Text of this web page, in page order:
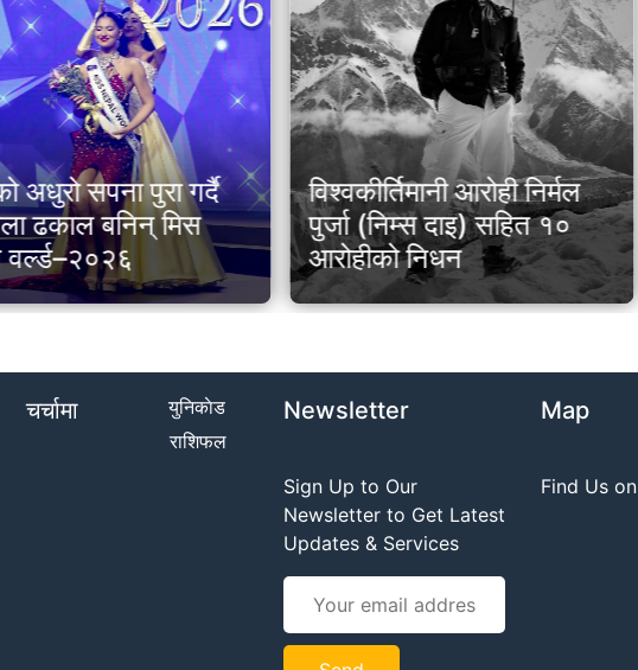
अधुरो सपना पुरा गर्दै
ढकाल बनिन् मिस
विश्वकीर्तिमानी आरोही निर्मल
पुर्जा (निम्स दाइ) सहित १०
आरोहीको निधन
चर्चामा
युनिकाेड
राशिफल
Newsletter
Sign Up to Our
Newsletter to Get Latest
Updates & Services
Map
Find Us on